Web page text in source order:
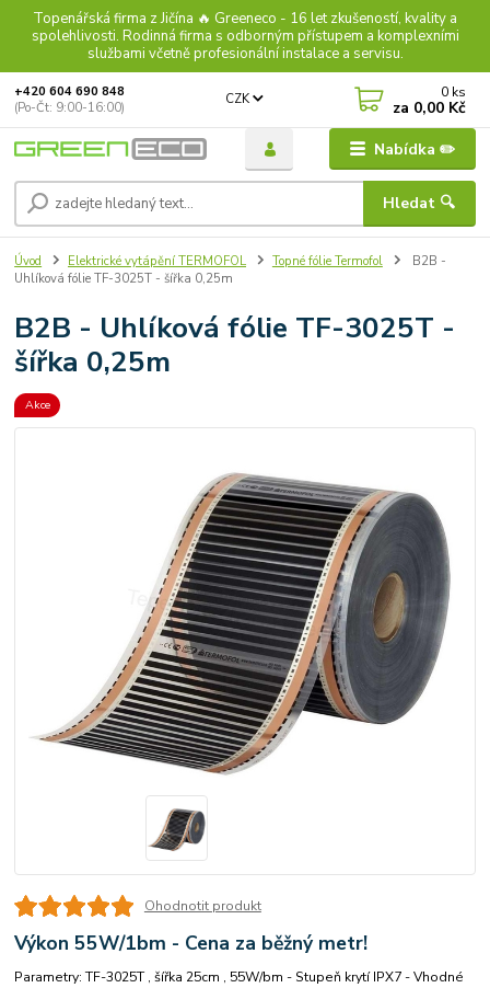
Topenářská firma z Jičína 🔥 Greeneco - 16 let zkušeností, kvality a
spolehlivosti. Rodinná firma s odborným přístupem a komplexními
službami včetně profesionální instalace a servisu.
Nabídka ✏️
CZK
Hledat 🔍
+420 604 690 848
(Po-Čt: 9:00-16:00)
0 ks
za 0,00 Kč
Úvod Elektrické vytápění TERMOFOL Topné fólie Termofol
B2B -
Uhlíková fólie TF-3025T - šířka 0,25m
B2B - Uhlíková fólie TF-3025T -
šířka 0,25m
Akce
Ohodnotit produkt
Výkon 55W/1bm - Cena za běžný metr!
Parametry: TF-3025T , šířka 25cm , 55W/bm - Stupeň krytí IPX7 - Vhodné